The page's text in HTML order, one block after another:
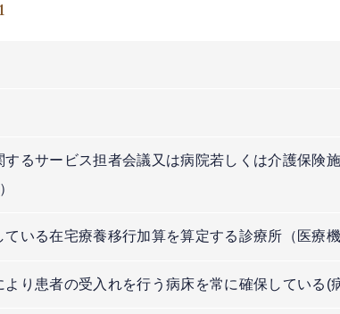
るサービス担者会議又は病院若しくは介護保険
いる在宅療養移行加算を算定する診療所（医療機
り患者の受入れを行う病床を常に確保している(